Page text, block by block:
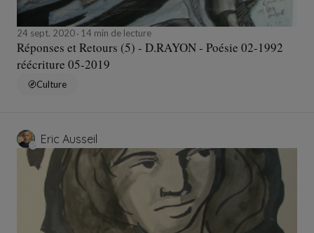
24 sept. 2020 14 min de lecture
Réponses et Retours (5) - D.RAYON - Poésie 02-1992
réécriture 05-2019
Culture
Eric Ausseil